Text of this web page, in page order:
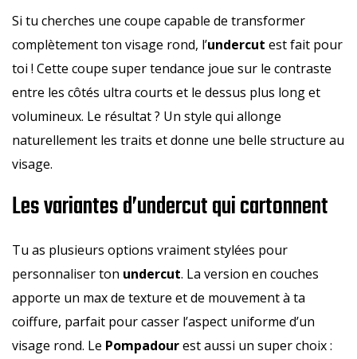
Si tu cherches une coupe capable de transformer
complètement ton visage rond, l’undercut est fait pour
toi ! Cette coupe super tendance joue sur le contraste
entre les côtés ultra courts et le dessus plus long et
volumineux. Le résultat ? Un style qui allonge
naturellement les traits et donne une belle structure au
visage.
Les variantes d’undercut qui cartonnent
Tu as plusieurs options vraiment stylées pour
personnaliser ton undercut. La version en couches
apporte un max de texture et de mouvement à ta
coiffure, parfait pour casser l’aspect uniforme d’un
visage rond. Le Pompadourest aussi un super choix :